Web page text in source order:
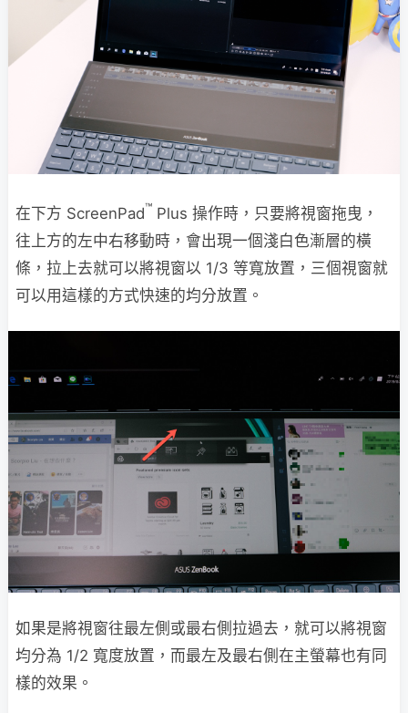
在下方 ScreenPad™ Plus 操作時，只要將視窗拖曳，
往上方的左中右移動時，會出現一個淺白色漸層的橫
條，拉上去就可以將視窗以 1/3 等寬放置，三個視窗就
可以用這樣的方式快速的均分放置。
如果是將視窗往最左側或最右側拉過去，就可以將視窗
均分為 1/2 寬度放置，而最左及最右側在主螢幕也有同
樣的效果。